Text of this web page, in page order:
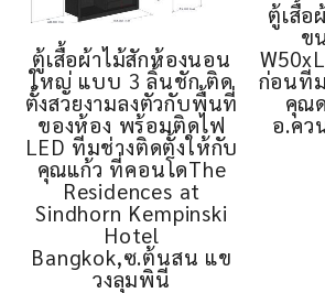
ตู้เสื้อผ้าไม้สักห้องนอน
ใหญ่ แบบ 3 ลิ้นชัก ติด
ตั้งสวยงามลงตัวกับพื้นที่
ของห้อง พร้อมติดไฟ
LED ทีมช่างติดตั้งให้กับ
คุณแก้ว ที่คอนโดThe
Residences at
Sindhorn Kempinski
Hotel
Bangkok,ซ.ต้นสน แข
วงลุมพินี
ตู้เสื้อ
ข
ก่อนที
คุณ
อ.คว